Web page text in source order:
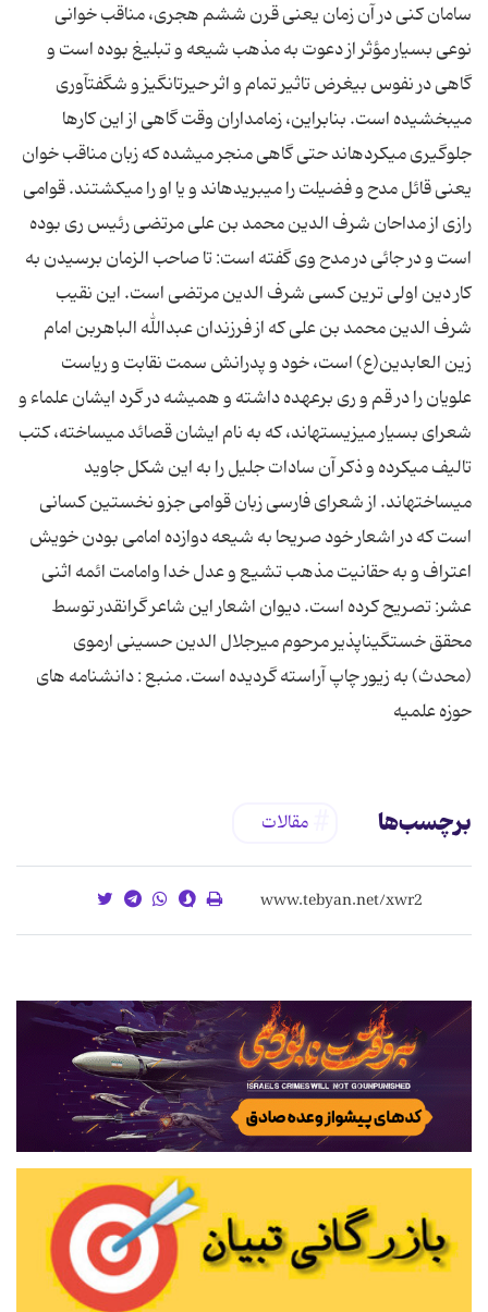
سامان کنی در آن زمان یعنی قرن ششم هجری، مناقب خوانی
نوعی بسیار مؤثر از دعوت به مذهب شیعه و تبلیغ بوده است و
گاهی در نفوس بی‏غرض تاثیر تمام و اثر حیرت‏انگیز و شگفت‏آوری
می‏بخشیده است. بنابراین، زمامداران وقت گاهی از این کارها
جلوگیری می‏کرده‏اند حتی گاهی منجر می‏شده که زبان مناقب خوان
یعنی قائل مدح و فضیلت را می‏بریده‏اند و یا او را می‏کشتند. قوامی
رازی از مداحان شرف الدین محمد بن علی مرتضی رئیس ری بوده
است و در جائی در مدح وی گفته است: تا صاحب الزمان برسیدن به
کار دین اولی ترین کسی شرف الدین مرتضی است. این نقیب
شرف الدین محمد بن علی که از فرزندان عبدالله الباهربن امام
زین العابدین(ع) است، خود و پدرانش سمت نقابت و ریاست
علویان را در قم و ری برعهده داشته و همیشه در گرد ایشان علماء و
شعرای بسیار می‏زیسته‏اند، که به نام ایشان قصائد می‏ساخته، کتب
تالیف می‏کرده و ذکر آن سادات جلیل را به این شکل جاوید
می‏ساخته‏اند. از شعرای فارسی زبان قوامی جزو نخستین کسانی
است که در اشعار خود صریحا به شیعه دوازده امامی بودن خویش
اعتراف و به حقانیت مذهب تشیع و عدل خدا وامامت ائمه اثنی
عشر: تصریح کرده است. دیوان اشعار این شاعر گرانقدر توسط
محقق خستگی‏ناپذیر مرحوم میرجلال الدین حسینی ارموی
(محدث) به زیور چاپ آراسته گردیده است. منبع : دانشنامه های
حوزه علمیه
برچسب‌ها مقالات